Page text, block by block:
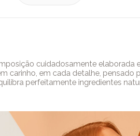
cuidadosamente elaborada
carinho, em cada detalhe, pensado
perfeitamente ingredientes
alimento que não só atende às
gesto de amor, refletindo
seu pet viva com saúde, vitalidade e